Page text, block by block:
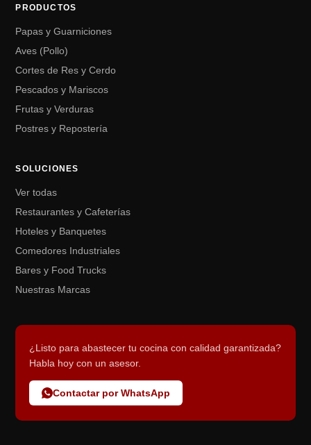
PRODUCTOS
Papas y Guarniciones
Aves (Pollo)
Cortes de Res y Cerdo
Pescados y Mariscos
Frutas y Verduras
Postres y Repostería
SOLUCIONES
Ver todas
Restaurantes y Cafeterías
Hoteles y Banquetes
Comedores Industriales
Bares y Food Trucks
Nuestras Marcas
¿Listo para abastecer tu cocina con calidad garantizada?
Habla hoy con un asesor.
Contactar por WhatsApp